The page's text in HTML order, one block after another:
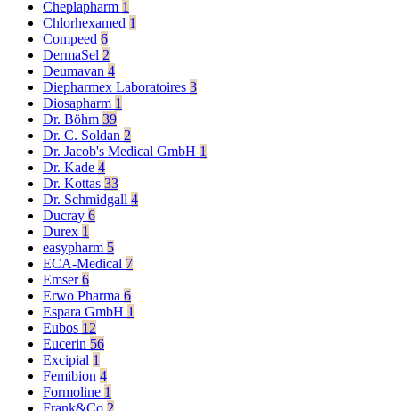
Cheplapharm 1
Chlorhexamed 1
Compeed 6
DermaSel 2
Deumavan 4
Diepharmex Laboratoires 3
Diosapharm 1
Dr. Böhm 39
Dr. C. Soldan 2
Dr. Jacob's Medical GmbH 1
Dr. Kade 4
Dr. Kottas 33
Dr. Schmidgall 4
Ducray 6
Durex 1
easypharm 5
ECA-Medical 7
Emser6
Erwo Pharma 6
Espara GmbH 1
Eubos 12
Eucerin 56
Excipial 1
Femibion 4
Formoline 1
Frank&Co 2